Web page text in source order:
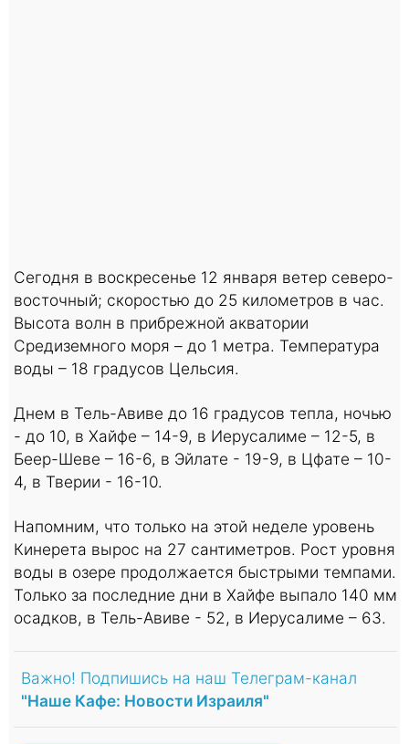
Сегодня в воскресенье 12 января ветер северо-
восточный; скоростью до 25 километров в час.
Высота волн в прибрежной акватории
Средиземного моря – до 1 метра. Температура
воды – 18 градусов Цельсия.
Днем в Тель-Авиве до 16 градусов тепла, ночью
- до 10, в Хайфе – 14-9, в Иерусалиме – 12-5, в
Беер-Шеве – 16-6, в Эйлате - 19-9, в Цфате – 10-
4, в Тверии - 16-10.
Напомним, что только на этой неделе уровень
Кинерета вырос на 27 сантиметров. Рост уровня
воды в озере продолжается быстрыми темпами.
Только за последние дни в Хайфе выпало 140 мм
осадков, в Тель-Авиве - 52, в Иерусалиме – 63.
Важно! Подпишись на наш Телеграм-канал
"Наше Кафе: Новости Израиля"